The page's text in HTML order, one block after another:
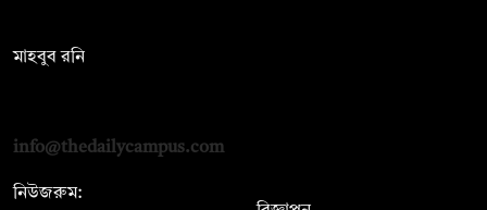
মাহবুব রনি
info@thedailycampus.com
নিউজরুম: